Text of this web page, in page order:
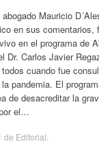
Mauricio
en sus comentarios,
en el programa de
Dr. Carlos Javier
cuando fue
pandemia. El
de desacreditar la
el…
de Editorial